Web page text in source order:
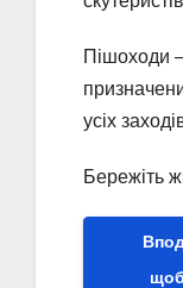
Пішоходи
усіх
Бережіть